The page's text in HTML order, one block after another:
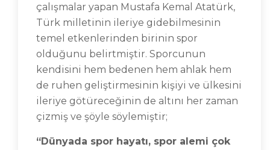
çalışmalar yapan Mustafa Kemal Atatürk,
Türk milletinin ileriye gidebilmesinin
temel etkenlerinden birinin spor
olduğunu belirtmiştir. Sporcunun
kendisini hem bedenen hem ahlak hem
de ruhen geliştirmesinin kişiyi ve ülkesini
ileriye götüreceğinin de altını her zaman
çizmiş ve şöyle söylemiştir;
“Dünyada spor hayatı, spor alemi çok